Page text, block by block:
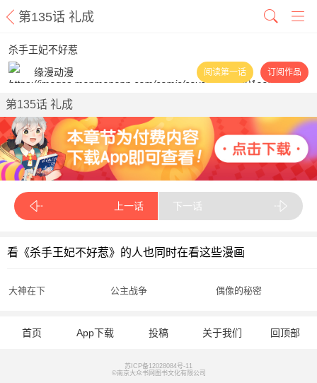
第135话 礼成
杀手王妃不好惹
缘漫动漫
阅读第一话 订阅作品
第135话 礼成
上一话 下一话
看《杀手王妃不好惹》的人也同时在看这些漫画
大神在下 公主战争 偶像的秘密
首页 App下载 投稿 关于我们 回顶部
苏ICP备12028084号-11
©南京大众书网图书文化有限公司